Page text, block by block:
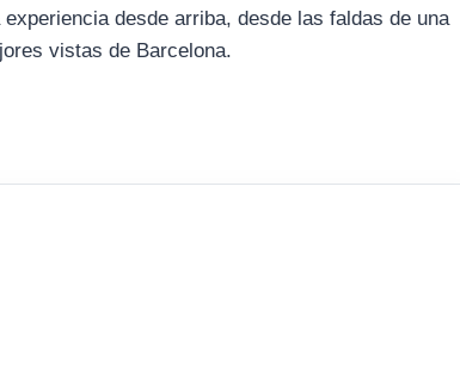
desde arriba, desde las faldas de una
vistas de Barcelona.